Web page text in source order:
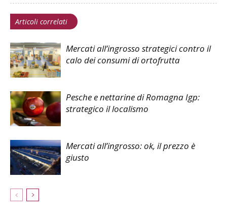
Articoli correlati
Mercati all’ingrosso strategici contro il
calo dei consumi di ortofrutta
Pesche e nettarine di Romagna Igp:
strategico il localismo
Mercati all’ingrosso: ok, il prezzo è
giusto